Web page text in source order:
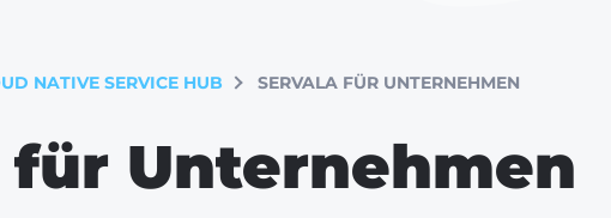
NATIVE SERVICE HUB SERVALA FÜR UNTERNEHMEN
für Unternehmen